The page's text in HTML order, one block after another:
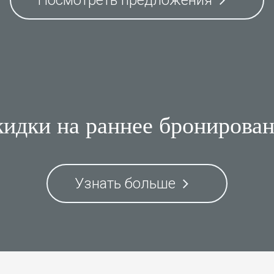
на раннее
Узнать больше